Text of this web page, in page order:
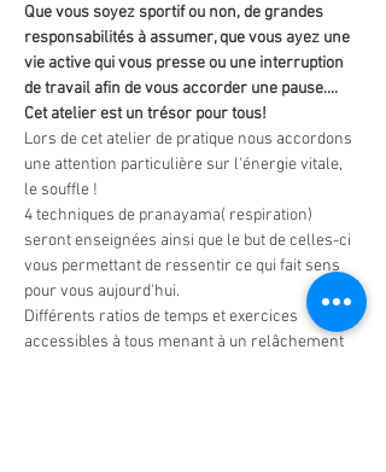
Que vous soyez sportif ou non, de grandes
responsabilités à assumer, que vous ayez une
vie active qui vous presse ou une interruption
de travail afin de vous accorder une pause....
Cet atelier est un trésor pour tous!
Lors de cet atelier de pratique nous accordons
une attention particulière sur l'énergie vitale,
le souffle !
4 techniques de pranayama( respiration)
seront enseignées ainsi que le but de celles-ci
vous permettant de ressentir ce qui fait sens
pour vous aujourd'hui.
Différents ratios de temps et exercices
accessibles à tous menant à un relâchement